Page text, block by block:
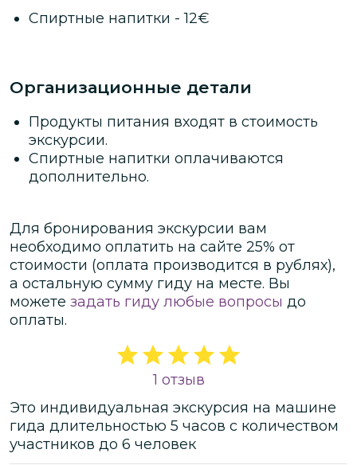
выбор кюфта-бозбаш или левенги из
руками. Это будет не просто обучение, а
наполненный тёплыми разговорами и
искренним общением. Во время мастер-
класса вы сможете делать фото и видео.
Спиртные напитки -12€
Организационные детали
Продукты питания входят в стоимость
экскурсии.
Спиртные напитки оплачиваются
дополнительно.
Для бронирования экскурсии вам
необходимо оплатить на сайте 25% от
стоимости (оплата производится в рублях),
а остальную сумму гиду на месте. Вы
можете задать гиду любые вопросы до
оплаты.
1 отзыв
Это индивидуальная экскурсия на машине
гида длительностью 5 часов с количеством
участников до 6 человек